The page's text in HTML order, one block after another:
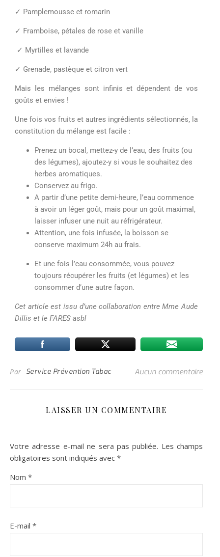
✓ Pamplemousse et romarin
✓ Framboise, pétales de rose et vanille
✓ Myrtilles et lavande
✓ Grenade, pastèque et citron vert
Mais les mélanges sont infinis et dépendent de vos
goûts et envies !
Une fois vos fruits et autres ingrédients sélectionnés, la
constitution du mélange est facile :
Prenez un bocal, mettez-y de l’eau, des fruits (ou
des légumes), ajoutez-y si vous le souhaitez des
herbes aromatiques.
Conservez au frigo.
A partir d’une petite demi-heure, l’eau commence
à avoir un léger goût, mais pour un goût maximal,
laisser infuser une nuit au réfrigérateur.
Attention, une fois infusée, la boisson se
conserve maximum 24h au frais.
Et une fois l’eau consommée, vous pouvez
toujours récupérer les fruits (et légumes) et les
consommer d’une autre façon.
Cet article est issu d’une collaboration entre Mme Aude
Dillis et le FARES asbl
Par Service Prévention Tabac Aucun commentaire
LAISSER UN COMMENTAIRE
Votre adresse e-mail ne sera pas publiée. Les champs
obligatoires sont indiqués avec *
Nom *
E-mail *